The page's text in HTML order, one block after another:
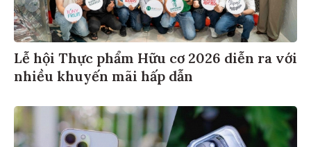
Lễ hội Thực phẩm Hữu cơ 2026 diễn ra với
nhiều khuyến mãi hấp dẫn